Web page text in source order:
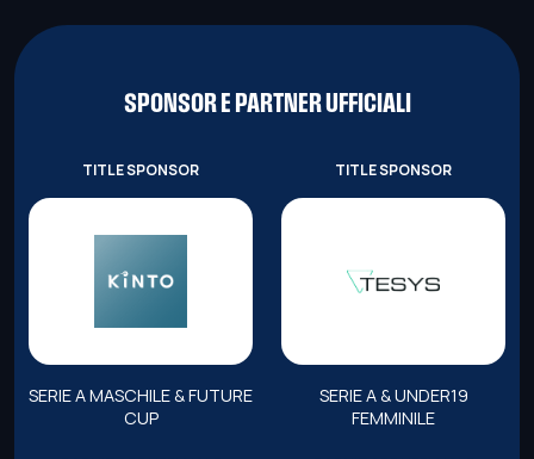
SPONSOR E PARTNER UFFICIALI
TITLE SPONSOR
SERIE A MASCHILE & FUTURE
CUP
TITLE SPONSOR
SERIE A & UNDER19
FEMMINILE